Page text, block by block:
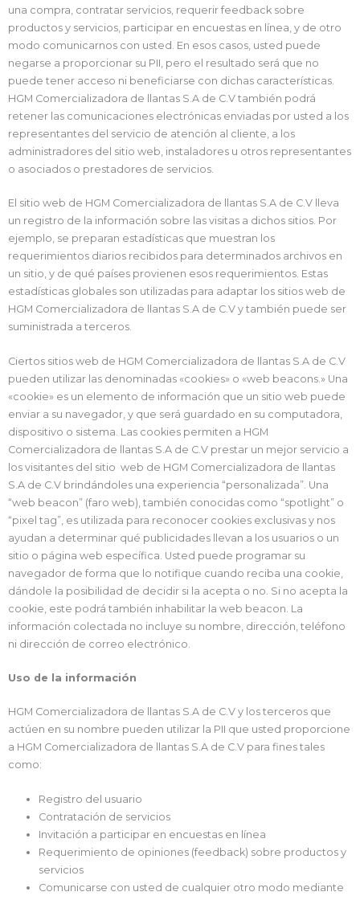
una compra, contratar servicios, requerir feedback sobre
productos y servicios, participar en encuestas en línea, y de otro
modo comunicarnos con usted. En esos casos, usted puede
negarse a proporcionar su PII, pero el resultado será que no
puede tener acceso ni beneficiarse con dichas características.
HGM Comercializadora de llantas S.A de C.V también podrá
retener las comunicaciones electrónicas enviadas por usted a los
representantes del servicio de atención al cliente, a los
administradores del sitio web, instaladores u otros representantes
o asociados o prestadores de servicios.
El sitio web de HGM Comercializadora de llantas S.A de C.V lleva
un registro de la información sobre las visitas a dichos sitios. Por
ejemplo, se preparan estadísticas que muestran los
requerimientos diarios recibidos para determinados archivos en
un sitio, y de qué países provienen esos requerimientos. Estas
estadísticas globales son utilizadas para adaptar los sitios web de
HGM Comercializadora de llantas S.A de C.V y también puede ser
suministrada a terceros.
Ciertos sitios web de HGM Comercializadora de llantas S.A de C.V
pueden utilizar las denominadas «cookies» o «web beacons.» Una
«cookie» es un elemento de información que un sitio web puede
enviar a su navegador, y que será guardado en su computadora,
dispositivo o sistema. Las cookies permiten a HGM
Comercializadora de llantas S.A de C.V prestar un mejor servicio a
los visitantes del sitio web de HGM Comercializadora de llantas
S.A de C.V brindándoles una experiencia “personalizada”. Una
“web beacon” (faro web), también conocidas como “spotlight” o
“pixel tag”, es utilizada para reconocer cookies exclusivas y nos
ayudan a determinar qué publicidades llevan a los usuarios o un
sitio o página web específica. Usted puede programar su
navegador de forma que lo notifique cuando reciba una cookie,
dándole la posibilidad de decidir si la acepta o no. Si no acepta la
cookie, este podrá también inhabilitar la web beacon. La
información colectada no incluye su nombre, dirección, teléfono
ni dirección de correo electrónico.
Uso de la información
HGM Comercializadora de llantas S.A de C.V y los terceros que
actúen en su nombre pueden utilizar la PII que usted proporcione
a HGM Comercializadora de llantas S.A de C.V para fines tales
como:
Registro del usuario
Contratación de servicios
Invitación a participar en encuestas en línea
Requerimiento de opiniones (feedback) sobre productos y
servicios
Comunicarse con usted de cualquier otro modo mediante